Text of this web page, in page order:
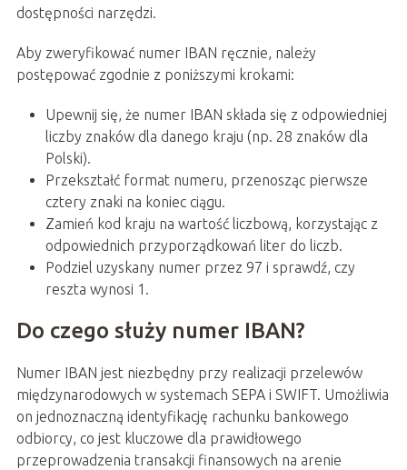
dostępności narzędzi.
Aby zweryfikować numer IBAN ręcznie, należy
postępować zgodnie z poniższymi krokami:
Upewnij się, że numer IBAN składa się z odpowiedniej
liczby znaków dla danego kraju (np. 28 znaków dla
Polski).
Przekształć format numeru, przenosząc pierwsze
cztery znaki na koniec ciągu.
Zamień kod kraju na wartość liczbową, korzystając z
odpowiednich przyporządkowań liter do liczb.
Podziel uzyskany numer przez 97 i sprawdź, czy
reszta wynosi 1.
Do czego służy numer IBAN?
Numer IBAN jest niezbędny przy realizacji przelewów
międzynarodowych w systemach SEPA i SWIFT. Umożliwia
on jednoznaczną identyfikację rachunku bankowego
odbiorcy, co jest kluczowe dla prawidłowego
przeprowadzenia transakcji finansowych na arenie